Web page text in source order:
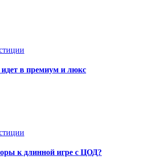
в премиум и люкс
к длинной игре с ЦОД?